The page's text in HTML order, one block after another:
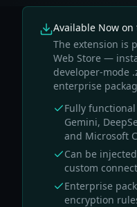
Available Now on
The extension is
Web Store —
developer-mode
enterprise
Fully functional
Gemini,
and Microsoft
Can be
custom
Enterprise
encryption